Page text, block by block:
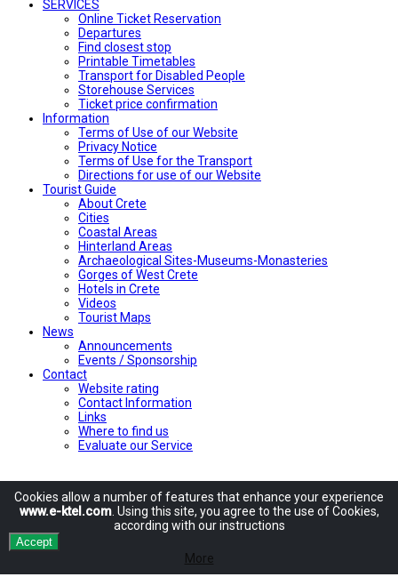
SERVICES
Online Ticket Reservation
Departures
Find closest stop
Printable Timetables
Transport for Disabled People
Storehouse Services
Ticket price confirmation
Ιnformation
Terms of Use of our Website
Privacy Notice
Terms of Use for the Transport
Directions for use of our Website
Tourist Guide
About Crete
Cities
Coastal Areas
Hinterland Areas
Archaeological Sites-Museums-Monasteries
Gorges of West Crete
Hotels in Crete
Videos
Tourist Maps
News
Announcements
Events / Sponsorship
Contact
Website rating
Contact Information
Links
Where to find us
Evaluate our Service
Cookies allow a number offeatures that enhance your experience
www.e-ktel.com. Using this site, you agree to the use of Cookies,
according with our instructions
Accept
More